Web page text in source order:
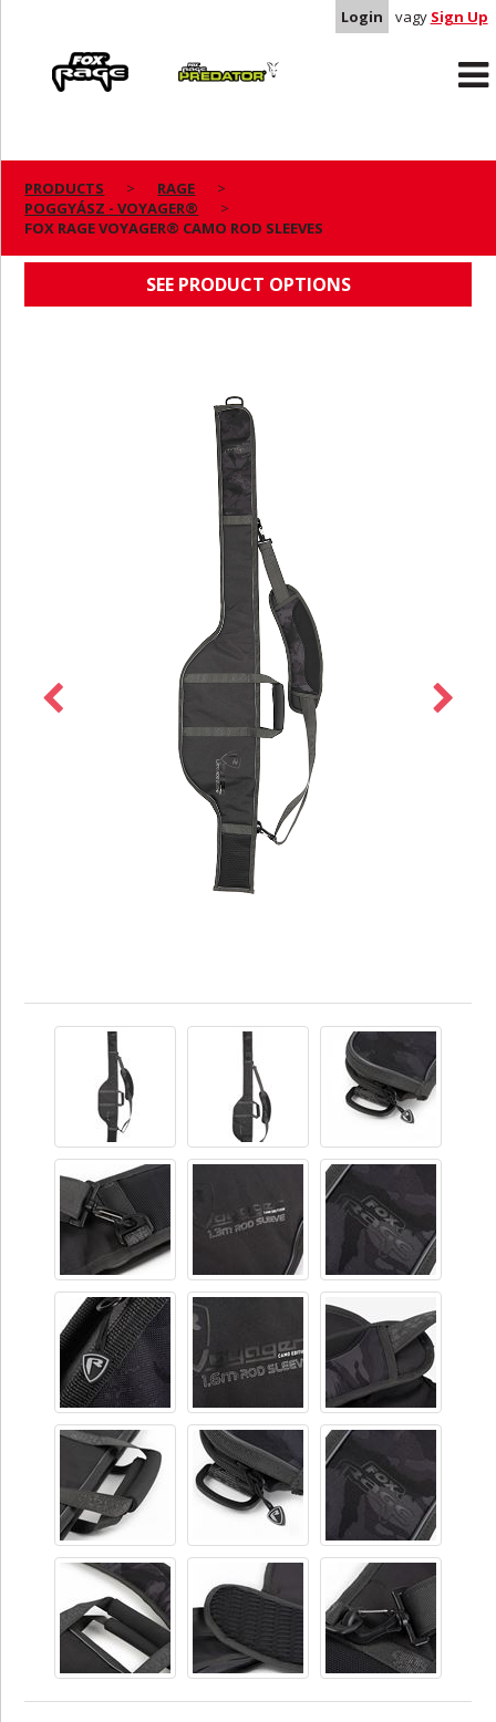
Login vagy Sign Up
Predator
PRODUCTS
RAGE
POGGYÁSZ - VOYAGER®
FOX RAGE VOYAGER® CAMO ROD SLEEVES
FOX RAGE VOYAGER® CAMO ROD SLEEVES
SEE PRODUCT OPTIONS